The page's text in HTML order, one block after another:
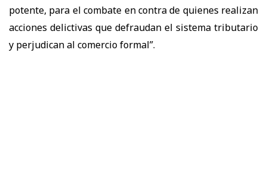
potente, para el combate en contra de quienes realizan
acciones delictivas que defraudan el sistema tributario
y perjudican al comercio formal”.